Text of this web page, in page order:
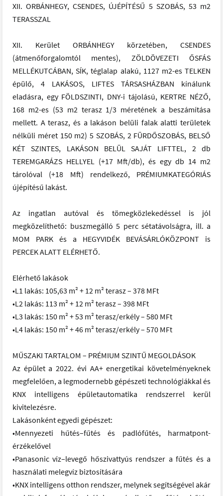
XII. ORBÁNHEGY, CSENDES, ÚJÉPÍTÉSŰ 5 SZOBÁS, 53 m2
TERASSZAL
XII. Kerület ORBÁNHEGY körzetében, CSENDES
(átmenőforgalomtól mentes), ZÖLDÖVEZETI ŐSFÁS
MELLÉKUTCÁBAN, SÍK, téglalap alakú, 1127 m2-es TELKEN
épülő, 4 LAKÁSOS, LIFTES TÁRSASHÁZBAN kínálunk
eladásra, egy FÖLDSZINTI, DNY-i tájolású, KERTRE NÉZŐ,
168 m2-es (53 m2 terasz 1/3 méretének a beszámítása
mellett. A terasz, és a lakáson belüli falak alatti területek
nélküli méret 150 m2) 5 SZOBÁS, 2 FÜRDŐSZOBÁS, BELSŐ
KÉT SZINTES, LAKÁSON BELÜL SAJÁT LIFTTEL, 2 db
TEREMGARÁZS HELLYEL (+17 Mft/db), és egy db 14 m2
tárolóval (+18 Mft) rendelkező, PRÉMIUMKATEGÓRIÁS
újépítésű lakást.
Az ingatlan autóval és tömegközlekedéssel is jól
megközelíthető: buszmegálló 5 perc sétatávolságra, ill. a
MOM PARK és a HEGYVIDÉK BEVÁSÁRLÓKÖZPONT is
PERCEK ALATT ELÉRHETŐ.
Elérhető lakások
•L1 lakás: 105,63 m² + 12 m² terasz – 378 MFt
•L2 lakás: 113 m² + 12 m² terasz – 398 MFt
•L3 lakás: 150 m² + 53 m² terasz/erkély – 580 MFt
•L4 lakás: 150 m² + 46 m² terasz/erkély – 570 MFt
MŰSZAKI TARTALOM – PRÉMIUM SZINTŰ MEGOLDÁSOK
Az épület a 2022. évi AA+ energetikai követelményeknek
megfelelően, a legmodernebb gépészeti technológiákkal és
KNX intelligens épületautomatika rendszerrel kerül
kivitelezésre.
Lakásonként egyedi gépészet:
•Mennyezeti hűtés–fűtés és padlófűtés, harmatpont-
érzékelővel
•Panasonic víz–levegő hőszivattyús rendszer a fűtés és a
használati melegvíz biztosítására
•KNX intelligens otthon rendszer, melynek segítségével akár